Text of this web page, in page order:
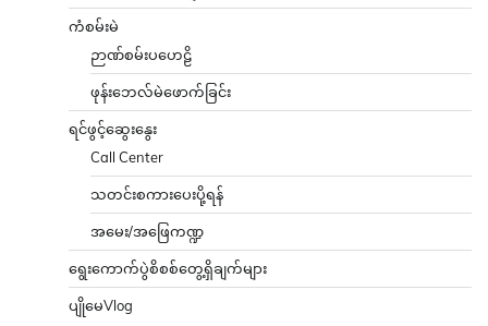
ကံစမ်းမဲ
ဉာဏ်စမ်းပဟေဠိ
ဖုန်းဘေလ်မဲဖောက်ခြင်း
ရင်ဖွင့်ဆွေးနွေး
Call Center
သတင်းစကားပေးပို့ရန်
အမေး/အဖြေကဏ္ဍ
ရွေးကောက်ပွဲစိစစ်တွေ့ရှိချက်များ
ပျိုမေVlog